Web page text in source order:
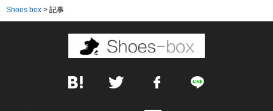
Shoes box > 記事